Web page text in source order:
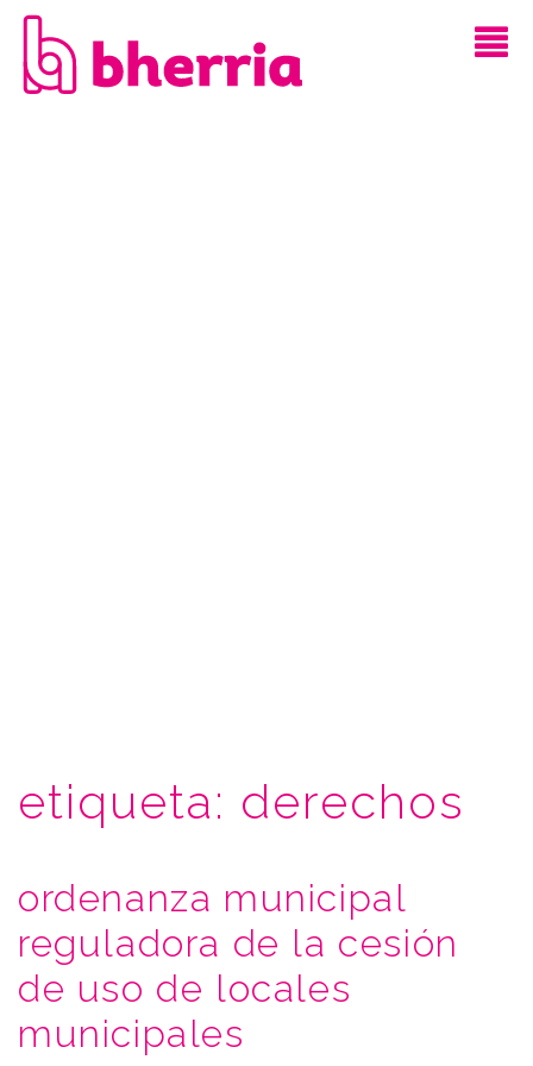
etiqueta: derechos
ordenanza municipal
reguladora de la cesión
de uso de locales
municipales